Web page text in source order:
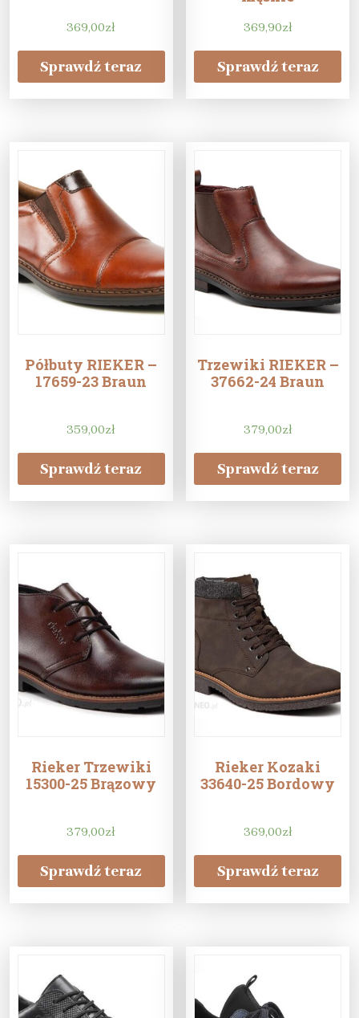
369,00zł
Sprawdź teraz
369,90zł
Sprawdź teraz
Półbuty RIEKER –
17659-23 Braun
359,00zł
Sprawdź teraz
Trzewiki RIEKER –
37662-24 Braun
379,00zł
Sprawdź teraz
Rieker Trzewiki
15300-25 Brązowy
379,00zł
Sprawdź teraz
Rieker Kozaki
33640-25 Bordowy
369,00zł
Sprawdź teraz